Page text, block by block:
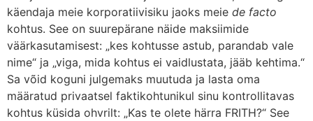
käendaja meie korporatiivisiku jaoks meie de facto
kohtus. See on suurepärane näide maksiimide
väärkasutamisest: „kes kohtusse astub, parandab vale
nime“ ja „viga, mida kohtus ei vaidlustata, jääb kehtima.“
Sa võid koguni julgemaks muutuda ja lasta oma
määratud privaatsel faktikohtunikul sinu kontrollitavas
kohtus küsida ohvrilt: „Kas te olete härra FRITH?“ See